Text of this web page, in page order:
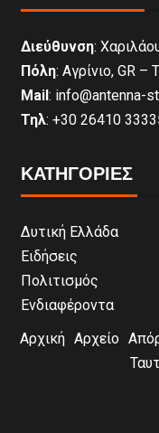
Διεύθυνση:
Πόλη: Αγρίνιο, GR –
Mail: info@antenna-
Τηλ: +30 26410
ΚΑΤΗΓΟΡΙΕΣ
Δυτική Ελλάδα
Ειδήσεις
Πολιτισμός
Ενδιαφέροντα
Αρχική Αρχείο